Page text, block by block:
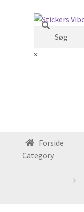
Spring
navigation
Spring
×
Forside
Category